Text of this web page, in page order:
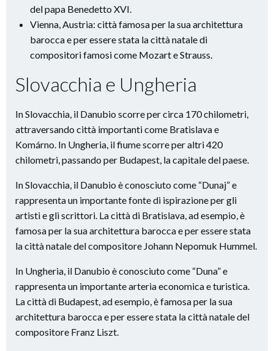
del papa Benedetto XVI.
Vienna, Austria: città famosa per la sua architettura
barocca e per essere stata la città natale di
compositori famosi come Mozart e Strauss.
Slovacchia e Ungheria
In Slovacchia, il Danubio scorre per circa 170 chilometri,
attraversando città importanti come Bratislava e
Komárno. In Ungheria, il fiume scorre per altri 420
chilometri, passando per Budapest, la capitale del paese.
In Slovacchia, il Danubio è conosciuto come “Dunaj” e
rappresenta un importante fonte di ispirazione per gli
artisti e gli scrittori. La città di Bratislava, ad esempio, è
famosa per la sua architettura barocca e per essere stata
la città natale del compositore Johann Nepomuk Hummel.
In Ungheria, il Danubio è conosciuto come “Duna” e
rappresenta un importante arteria economica e turistica.
La città di Budapest, ad esempio, è famosa per la sua
architettura barocca e per essere stata la città natale del
compositore Franz Liszt.